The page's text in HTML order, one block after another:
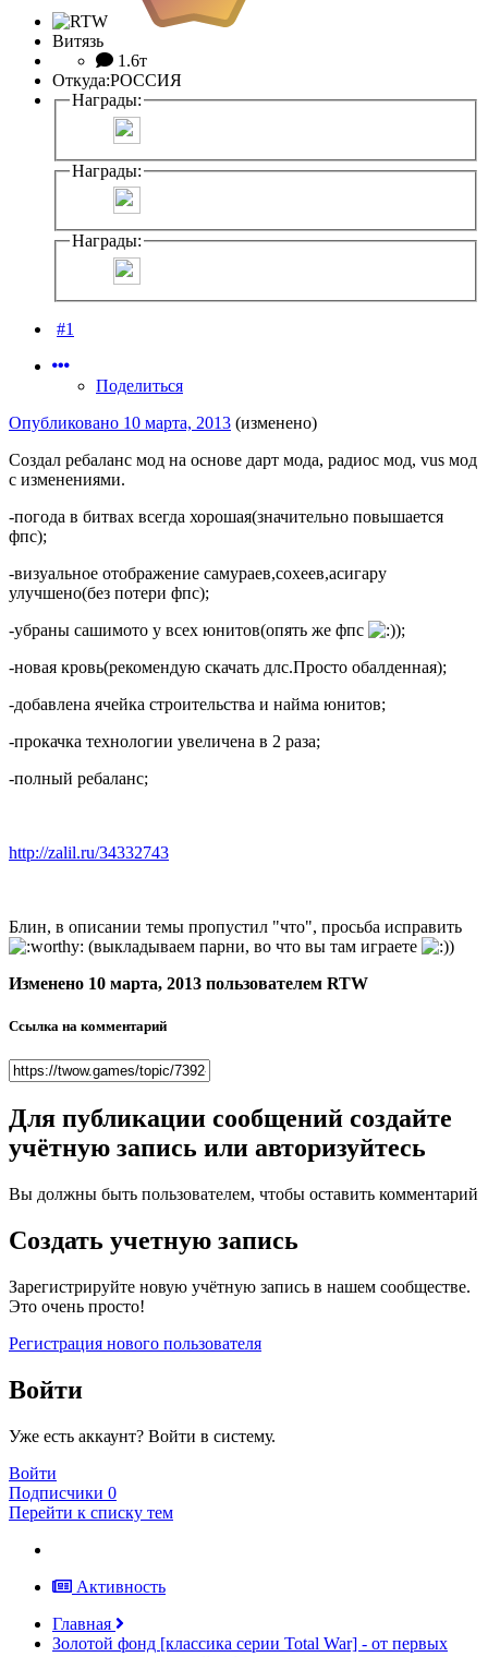
Витязь
1.6т
Откуда:РОССИЯ
Награды:
Награды:
Награды:
#1
Поделиться
Опубликовано 10 марта, 2013 (изменено)
Создал ребаланс мод на основе дарт мода, радиос мод, vus мод
с изменениями.
-погода в битвах всегда хорошая(значительно повышается
фпс);
-визуальное отображение самураев,сохеев,асигару
улучшено(без потери фпс);
-убраны сашимото у всех юнитов(опять же фпс
);
-новая кровь(рекомендую скачать длс.Просто обалденная);
-добавлена ячейка строительства и найма юнитов;
-прокачка технологии увеличена в 2 раза;
-полный ребаланс;
http://zalil.ru/34332743
Блин, в описании темы пропустил "что", просьба исправить
(выкладываем парни, во что вы там играете
)
Изменено 10 марта, 2013 пользователем RTW
Ссылка на комментарий
Для публикации сообщений создайте
учётную запись или авторизуйтесь
Вы должны быть пользователем, чтобы оставить комментарий
Создать учетную запись
Зарегистрируйте новую учётную запись в нашем сообществе.
Это очень просто!
Регистрация нового пользователя
Войти
Уже есть аккаунт? Войти в систему.
Войти
Подписчики 0
Перейти к списку тем
Активность
Главная
Золотой фонд [классика серии Total War] - от первых